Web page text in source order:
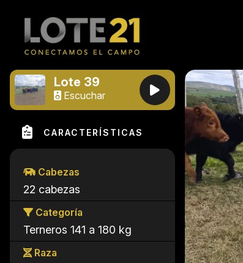
Lote 39
Escuchar
CARACTERÍSTICAS
Cabezas
22 cabezas
Categoría
Terneros 141 a 180 kg
Raza